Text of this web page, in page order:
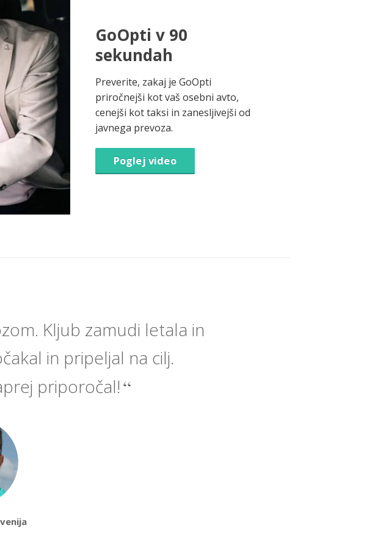
GoOpti v 90
sekundah
Preverite, zakaj je GoOpti
priročnejši kot vaš osebni avto,
cenejši kot taksi in zanesljivejši od
javnega prevoza.
Poglej video
Kljub zamudi letala in
in pripeljal na cilj.
priporočal!